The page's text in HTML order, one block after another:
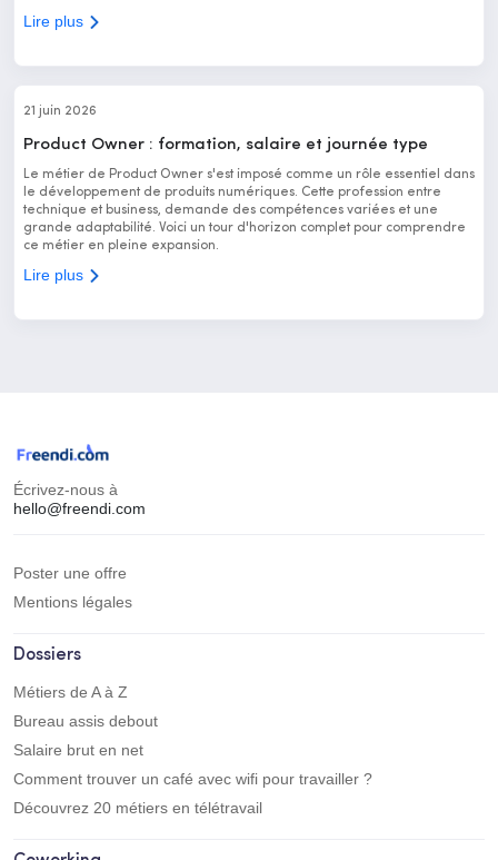
Lire plus
21 juin 2026
Product Owner : formation, salaire et journée type
Le métier de Product Owner s'est imposé comme un rôle essentiel dans
le développement de produits numériques. Cette profession entre
technique et business, demande des compétences variées et une
grande adaptabilité. Voici un tour d'horizon complet pour comprendre
ce métier en pleine expansion.
Lire plus
Écrivez-nous à
hello@freendi.com
Poster une offre
Mentions légales
Dossiers
Métiers de A à Z
Bureau assis debout
Salaire brut en net
Comment trouver un café avec wifi pour travailler ?
Découvrez 20 métiers en télétravail